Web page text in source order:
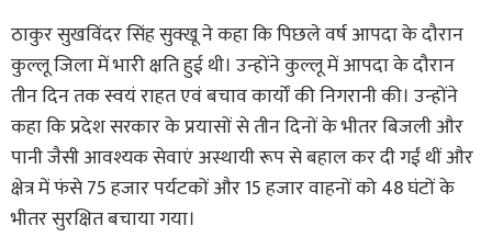
ठाकुर सुखविंदर सिंह सुक्खू ने कहा कि पिछले वर्ष आपदा के दौरान
कुल्लू जिला में भारी क्षति हुई थी। उन्होंने कुल्लू में आपदा के दौरान
तीन दिन तक स्वयं राहत एवं बचाव कार्यों की निगरानी की। उन्होंने
कहा कि प्रदेश सरकार के प्रयासों से तीन दिनों के भीतर बिजली और
पानी जैसी आवश्यक सेवाएं अस्थायी रूप से बहाल कर दी गईं थीं और
क्षेत्र में फंसे 75 हजार पर्यटकों और 15 हजार वाहनों को 48 घंटों के
भीतर सुरक्षित बचाया गया।